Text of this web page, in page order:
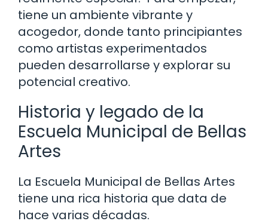
tiene un ambiente vibrante y
acogedor, donde tanto principiantes
como artistas experimentados
pueden desarrollarse y explorar su
potencial creativo.
Historia y legado de la
Escuela Municipal de Bellas
Artes
La Escuela Municipal de Bellas Artes
tiene una rica historia que data de
hace varias décadas.